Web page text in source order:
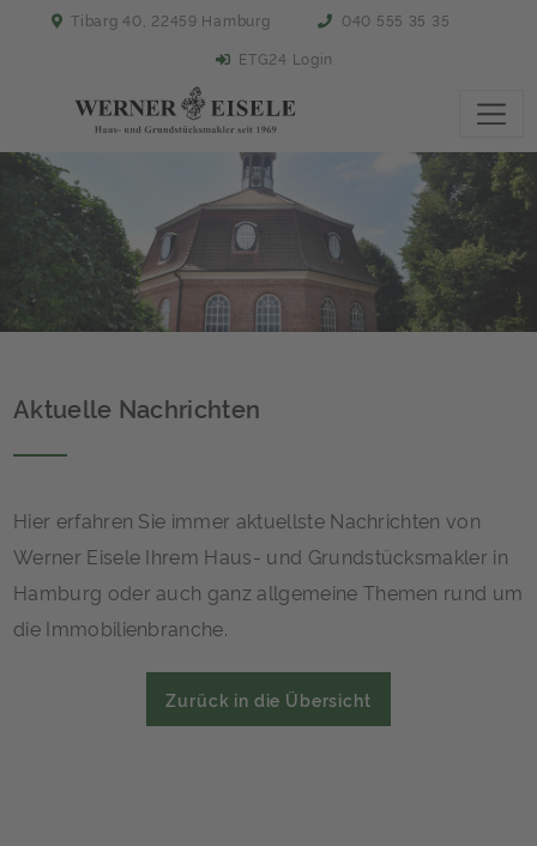
Tibarg 40, 22459 Hamburg
040 555 35 35
ETG24 Login
Aktuelle Nachrichten
Hier erfahren Sie immer aktuellste Nachrichten von
Werner Eisele Ihrem Haus- und Grundstücksmakler in
Hamburg oder auch ganz allgemeine Themen rund um
die Immobilienbranche.
Zurück in die Übersicht